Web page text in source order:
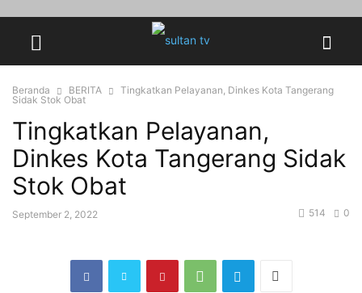
Beranda BERITA
Tingkatkan Pelayanan, Dinkes Kota Tangerang
Sidak Stok Obat
Tingkatkan Pelayanan,
Dinkes Kota Tangerang Sidak
Stok Obat
September 2, 2022 0
514